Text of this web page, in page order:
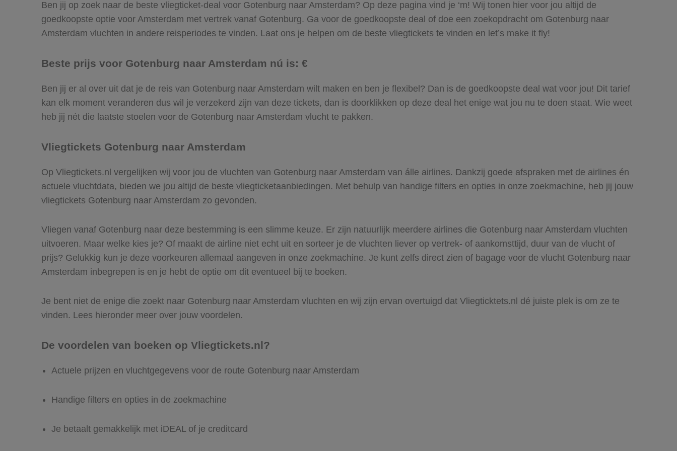
Ben jij op zoek naar de beste vliegticket-deal voor Gotenburg naar Amsterdam? Op deze pagina vind je ‘m! Wij tonen hier voor jou altijd de
goedkoopste optie voor Amsterdam met vertrek vanaf Gotenburg. Ga voor de goedkoopste deal of doe een zoekopdracht om Gotenburg naar
Amsterdam vluchten in andere reisperiodes te vinden. Laat ons je helpen om de beste vliegtickets te vinden en let’s make it fly!
Beste prijs voor Gotenburg naar Amsterdam nú is: €
Ben jij er al over uit dat je de reis van Gotenburg naar Amsterdam wilt maken en ben je flexibel? Dan is de goedkoopste deal wat voor jou! Dit tarief
kan elk moment veranderen dus wil je verzekerd zijn van deze tickets, dan is doorklikken op deze deal het enige wat jou nu te doen staat. Wie weet
heb jij nét die laatste stoelen voor de Gotenburg naar Amsterdam vlucht te pakken.
Vliegtickets Gotenburg naar Amsterdam
Op Vliegtickets.nl vergelijken wij voor jou de vluchten van Gotenburg naar Amsterdam van álle airlines. Dankzij goede afspraken met de airlines én
actuele vluchtdata, bieden we jou altijd de beste vliegticketaanbiedingen. Met behulp van handige filters en opties in onze zoekmachine, heb jij jouw
vliegtickets Gotenburg naar Amsterdam zo gevonden.
Vliegen vanaf Gotenburg naar deze bestemming is een slimme keuze. Er zijn natuurlijk meerdere airlines die Gotenburg naar Amsterdam vluchten
uitvoeren. Maar welke kies je? Of maakt de airline niet echt uit en sorteer je de vluchten liever op vertrek- of aankomsttijd, duur van de vlucht of
prijs? Gelukkig kun je deze voorkeuren allemaal aangeven in onze zoekmachine. Je kunt zelfs direct zien of bagage voor de vlucht Gotenburg naar
Amsterdam inbegrepen is en je hebt de optie om dit eventueel bij te boeken.
Je bent niet de enige die zoekt naar Gotenburg naar Amsterdam vluchten en wij zijn ervan overtuigd dat Vliegticktets.nl dé juiste plek is om ze te
vinden. Lees hieronder meer over jouw voordelen.
De voordelen van boeken op Vliegtickets.nl?
Actuele prijzen en vluchtgegevens voor de route Gotenburg naar Amsterdam
Handige filters en opties in de zoekmachine
Je betaalt gemakkelijk met iDEAL of je creditcard